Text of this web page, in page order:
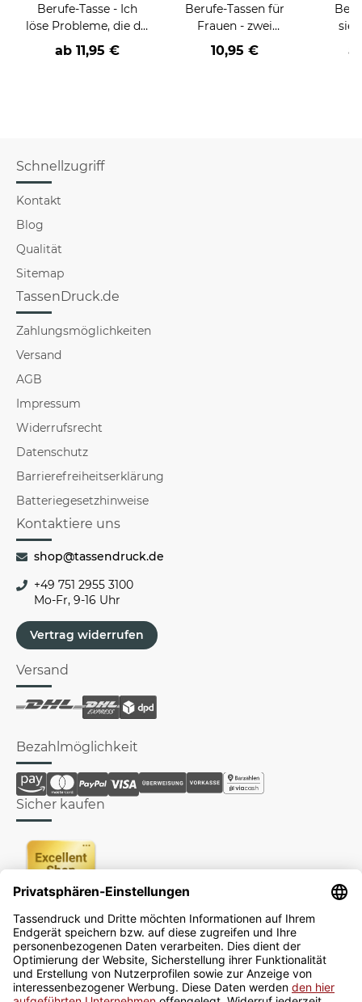
Berufe-Tasse - Ich
löse Probleme, die du
nicht verstehst -
verschiedene Berufe
ab 11,95 €
Berufe-Tassen für
Frauen - zwei
Farbvarianten
10,95 €
Schnellzugriff
Kontakt
Blog
Qualität
Sitemap
TassenDruck.de
Zahlungsmöglichkeiten
Versand
AGB
Impressum
Widerrufsrecht
Datenschutz
Barrierefreiheitserklärung
Batteriegesetzhinweise
Kontaktiere uns
shop@tassendruck.de
+49 751 2955 3100
Mo-Fr, 9-16 Uhr
Vertrag widerrufen
Versand
Bezahlmöglichkeit
Sicher kaufen